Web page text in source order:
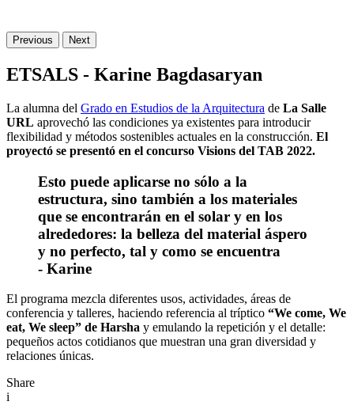
Previous Next
ETSALS - Karine Bagdasaryan
La alumna del Grado en Estudios de la Arquitectura de La Salle
URL aprovechó las condiciones ya existentes para introducir
flexibilidad y métodos sostenibles actuales en la construcción. El
proyectó se presentó en el concurso Visions del TAB 2022.
Esto puede aplicarse no sólo a la
estructura, sino también a los materiales
que se encontrarán en el solar y en los
alrededores: la belleza del material áspero
y no perfecto, tal y como se encuentra
- Karine
El programa mezcla diferentes usos, actividades, áreas de
conferencia y talleres, haciendo referencia al tríptico “We come, We
eat, We sleep” de Harsha y emulando la repetición y el detalle:
pequeños actos cotidianos que muestran una gran diversidad y
relaciones únicas.
Share
i